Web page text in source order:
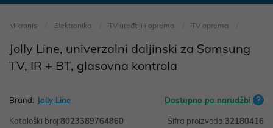
Mikronis Elektronika TV uređaji i oprema TV oprema
Jolly Line, univerzalni daljinski za Samsung
TV, IR + BT, glasovna kontrola
Brand: Jolly Line Dostupno po narudžbi
Kataloški broj:8023389764860 Šifra proizvoda:32180416